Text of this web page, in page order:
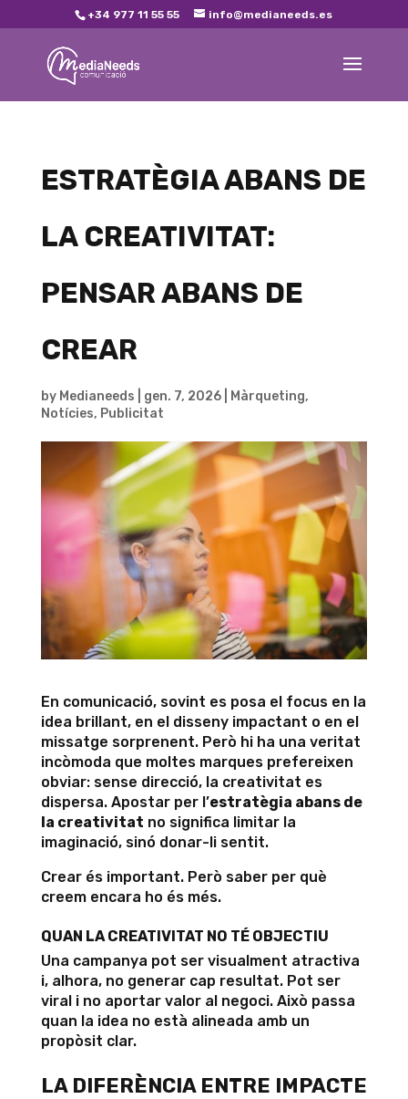
+34 977 11 55 55 info@medianeeds.es
ESTRATÈGIA ABANS DE
LA CREATIVITAT:
PENSAR ABANS DE
CREAR
by Medianeeds gen. 7, 2026| Màrqueting,
Notícies, Publicitat
En comunicació, sovint es posa el focus en la
idea brillant, en el disseny impactant o en el
missatge sorprenent. Però hi ha una veritat
incòmoda que moltes marques prefereixen
obviar: sense direcció, la creativitat es
dispersa. Apostar per l’estratègia abans de
la creativitat no significa limitar la
imaginació, sinó donar-li sentit.
Crear és important. Però saber per què
creem encara ho és més.
QUAN LA CREATIVITAT NO TÉ OBJECTIU
Una campanya pot ser visualment atractiva
i, alhora, no generar cap resultat. Pot ser
viral i no aportar valor al negoci. Això passa
quan la idea no està alineada amb un
propòsit clar.
LA DIFERÈNCIA ENTRE IMPACTE